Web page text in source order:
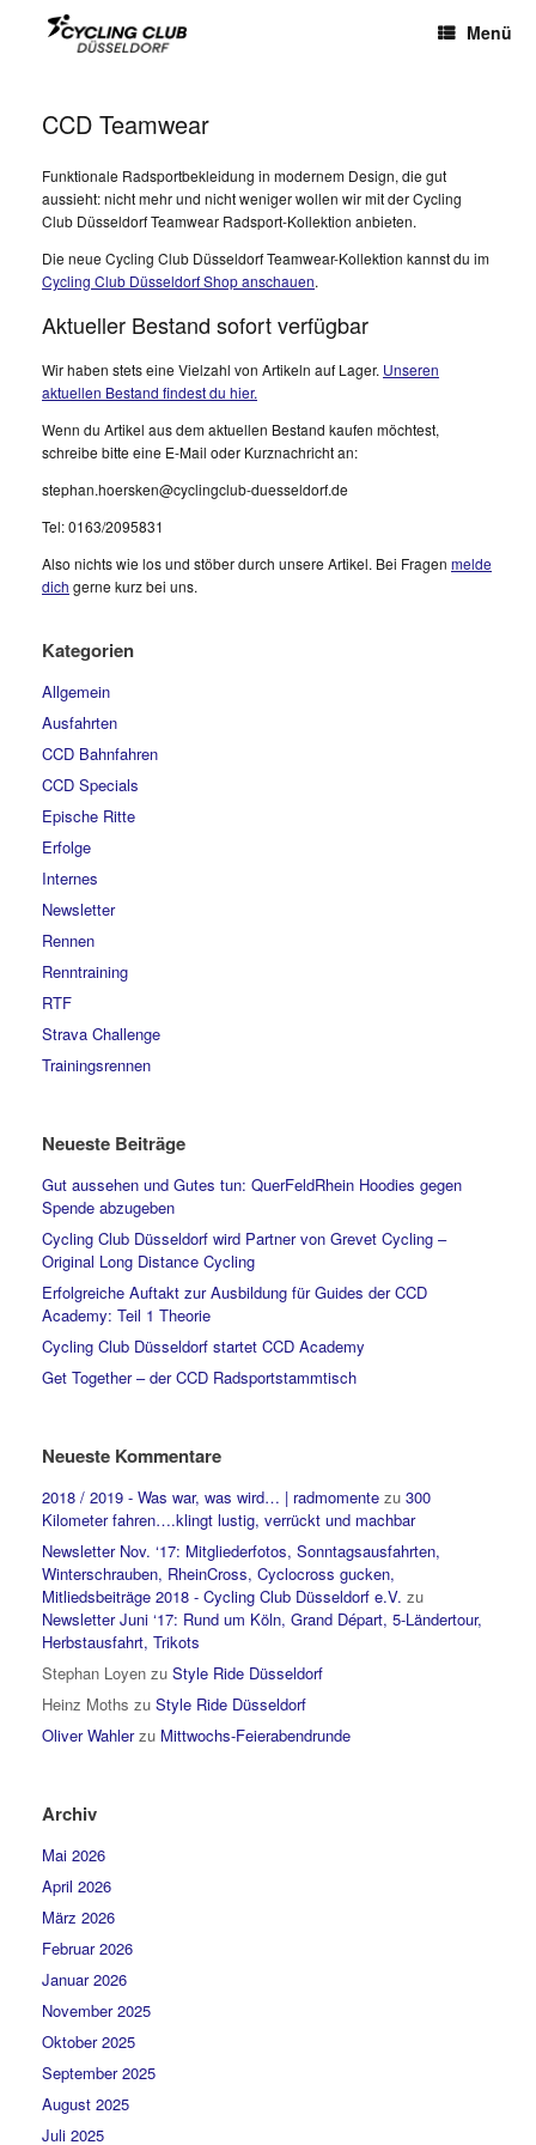
Menü
CCD Teamwear
Funktionale Radsportbekleidung in modernem Design, die gut
aussieht: nicht mehr und nicht weniger wollen wir mit der Cycling
Club Düsseldorf Teamwear Radsport-Kollektion anbieten.
Die neue Cycling Club Düsseldorf Teamwear-Kollektion kannst du im
Cycling Club Düsseldorf Shop anschauen.
Aktueller Bestand sofort verfügbar
Wir haben stets eine Vielzahl von Artikeln auf Lager. Unseren
aktuellen Bestand findest du hier.
Wenn du Artikel aus dem aktuellen Bestand kaufen möchtest,
schreibe bitte eine E-Mail oder Kurznachricht an:
stephan.hoersken@cyclingclub-duesseldorf.de
Tel: 0163/2095831
Also nichts wie los und stöber durch unsere Artikel. Bei Fragen melde
dich gerne kurz bei uns.
Kategorien
Allgemein
Ausfahrten
CCD Bahnfahren
CCD Specials
Epische Ritte
Erfolge
Internes
Newsletter
Rennen
Renntraining
RTF
Strava Challenge
Trainingsrennen
Neueste Beiträge
Gut aussehen und Gutes tun: QuerFeldRhein Hoodies gegen
Spende abzugeben
Cycling Club Düsseldorf wird Partner von Grevet Cycling –
Original Long Distance Cycling
Erfolgreiche Auftakt zur Ausbildung für Guides der CCD
Academy: Teil 1 Theorie
Cycling Club Düsseldorf startet CCD Academy
Get Together – der CCD Radsportstammtisch
Neueste Kommentare
2018 / 2019 - Was war, was wird… | radmomente zu 300
Kilometer fahren….klingt lustig, verrückt und machbar
Newsletter Nov. ‘17: Mitgliederfotos, Sonntagsausfahrten,
Winterschrauben, RheinCross, Cyclocross gucken,
Mitliedsbeiträge 2018 - Cycling Club Düsseldorf e.V. zu
Newsletter Juni ‘17: Rund um Köln, Grand Départ, 5-Ländertour,
Herbstausfahrt, Trikots
Stephan Loyen zu Style Ride Düsseldorf
Heinz Moths zu Style Ride Düsseldorf
Oliver Wahlerzu Mittwochs-Feierabendrunde
Archiv
Mai 2026
April 2026
März 2026
Februar 2026
Januar 2026
November 2025
Oktober 2025
September 2025
August 2025
Juli 2025